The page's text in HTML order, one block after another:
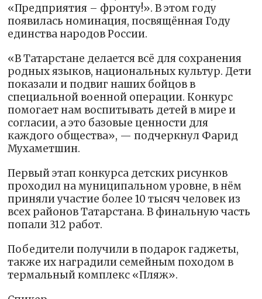
«Предприятия – фронту!». В этом году
появилась номинация, посвящённая Году
единства народов России.
«В Татарстане делается всё для сохранения
родных языков, национальных культур. Дети
показали и подвиг наших бойцов в
специальной военной операции. Конкурс
помогает нам воспитывать детей в мире и
согласии, а это базовые ценности для
каждого общества», — подчеркнул Фарид
Мухаметшин.
Первый этап конкурса детских рисунков
проходил на муниципальном уровне, в нём
приняли участие более 10 тысяч человек из
всех районов Татарстана. В финальную часть
попали 312 работ.
Победители получили в подарок гаджеты,
также их наградили семейным походом в
термальный комплекс «Пляж».